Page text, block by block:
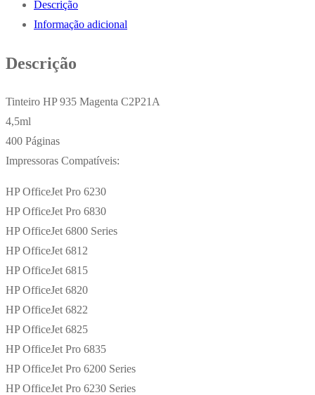
Descrição
Informação adicional
Descrição
Tinteiro HP 935 Magenta C2P21A
4,5ml
400 Páginas
Impressoras Compatíveis:
HP OfficeJet Pro 6230
HP OfficeJet Pro 6830
HP OfficeJet 6800 Series
HP OfficeJet 6812
HP OfficeJet 6815
HP OfficeJet 6820
HP OfficeJet 6822
HP OfficeJet 6825
HP OfficeJet Pro 6835
HP OfficeJet Pro 6200 Series
HP OfficeJet Pro 6230 Series